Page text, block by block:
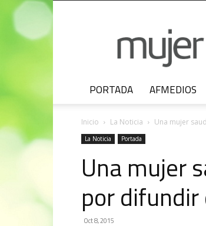
PORTADA AFMEDIOS
Inicio La Noticia Una mujer
La Noticia Portada
Una mujer
por difundir
Oct 8, 2015